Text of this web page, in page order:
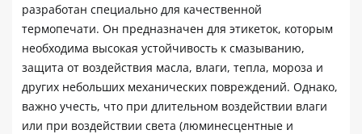
разработан специально для качественной
термопечати. Он предназначен для этикеток, которым
необходима высокая устойчивость к смазыванию,
защита от воздействия масла, влаги, тепла, мороза и
других небольших механических повреждений. Однако,
важно учесть, что при длительном воздействии влаги
или при воздействии света (люминесцентные и